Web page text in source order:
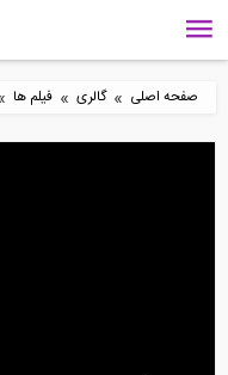
صفحه اصلی » گالری » فیلم ها